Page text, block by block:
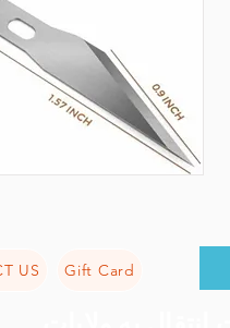
US Gift Card